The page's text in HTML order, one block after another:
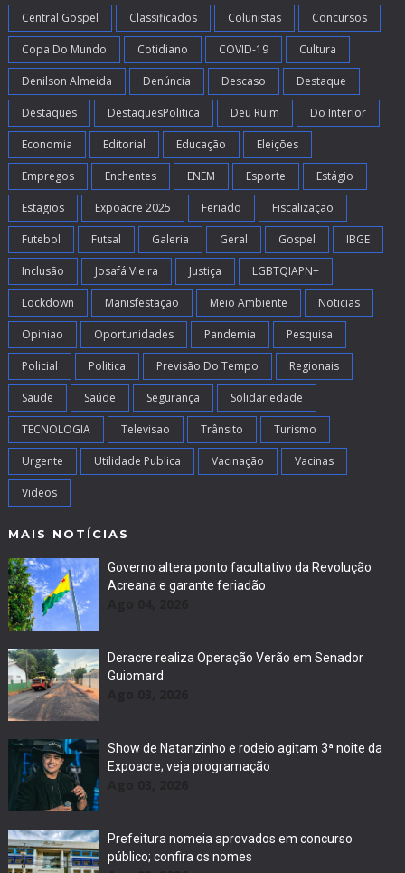
Central Gospel Classificados Colunistas Concursos
Copa Do Mundo Cotidiano COVID-19 Cultura
Denilson Almeida Denúncia Descaso Destaque
Destaques DestaquesPolitica Deu Ruim Do Interior
Economia Editorial Educação Eleições
Empregos Enchentes ENEM Esporte Estágio
Estagios Expoacre 2025 Feriado Fiscalização
Futebol Futsal Galeria Geral Gospel IBGE
Inclusão Josafá Vieira Justiça LGBTQIAPN+
Lockdown Manisfestação Meio Ambiente Noticias
Opiniao Oportunidades Pandemia Pesquisa
Policial Politica Previsão Do Tempo Regionais
Saude Saúde Segurança Solidariedade
TECNOLOGIA Televisao Trânsito Turismo
Urgente Utilidade Publica Vacinação Vacinas
Videos
MAIS NOTÍCIAS
Governo altera ponto facultativo da Revolução
Acreana e garante feriadão
Deracre realiza Operação Verão em Senador
Guiomard
Show de Natanzinho e rodeio agitam 3ª noite da
Expoacre; veja programação
Prefeitura nomeia aprovados em concurso
público; confira os nomes